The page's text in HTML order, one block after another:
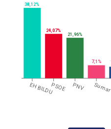
EH BILDUPSOE PNV Sumar
38,12%
24,07%
21,96%
7,1%